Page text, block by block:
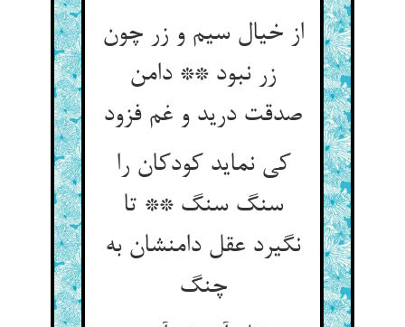
از خیال سیم و زر چون
زر نبود ** دامن
صدقت درید و غم فزود
کی نماید کودکان را
سنگ سنگ ** تا
نگیرد عقل دامنشان به
چنگ